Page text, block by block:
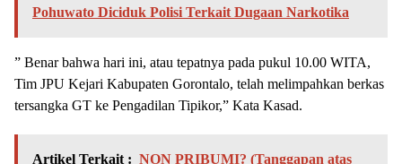
Pohuwato Diciduk Polisi Terkait Dugaan Narkotika
” Benar bahwa hari ini, atau tepatnya pada pukul 10.00 WITA,
Tim JPU Kejari Kabupaten Gorontalo, telah melimpahkan berkas
tersangka GT ke Pengadilan Tipikor,” Kata Kasad.
Artikel Terkait : NON PRIBUMI? (Tanggapan atas